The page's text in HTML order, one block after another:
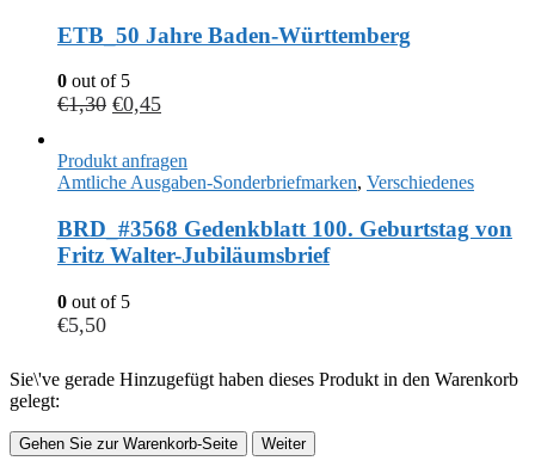
ETB_50 Jahre Baden-Württemberg
0 out of 5
€1,30 €0,45
Produkt anfragen
Amtliche Ausgaben-Sonderbriefmarken, Verschiedenes
BRD_#3568 Gedenkblatt 100. Geburtstag von
Fritz Walter-Jubiläumsbrief
0 out of 5
€5,50
Sie\'ve gerade Hinzugefügt haben dieses Produkt in den Warenkorb
gelegt:
Gehen Sie zur Warenkorb-Seite Weiter